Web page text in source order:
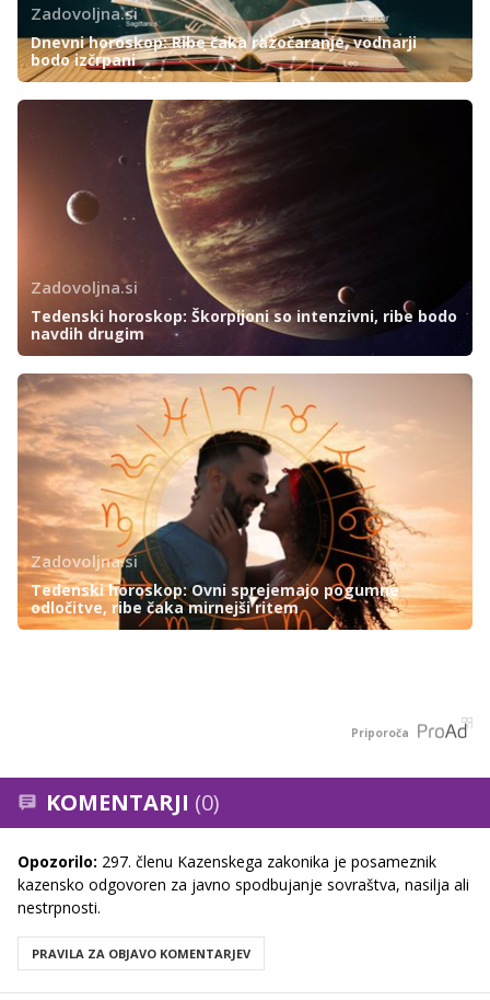
Zadovoljna.si
Dnevni horoskop: Ribe čaka razočaranje, vodnarji
bodo izčrpani
Zadovoljna.si
Tedenski horoskop: Škorpijoni so intenzivni, ribe bodo
navdih drugim
Zadovoljna.si
Tedenski horoskop: Ovni sprejemajo pogumne
odločitve, ribe čaka mirnejši ritem
Priporoča
KOMENTARJI (0)
Opozorilo: 297. členu Kazenskega zakonika je posameznik
kazensko odgovoren za javno spodbujanje sovraštva, nasilja ali
nestrpnosti.
PRAVILA ZA OBJAVO KOMENTARJEV